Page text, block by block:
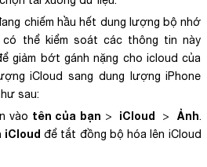
chiếm hầu hết dung lượng bộ nhớ
có thể kiểm soát các thông tin này
giảm bớt gánh nặng cho icloud của
iCloud sang dung lượng iPhone
sau:
vào tên của bạn > iCloud > Ảnh.
iCloud để tắt đồng bộ hóa lên iCloud